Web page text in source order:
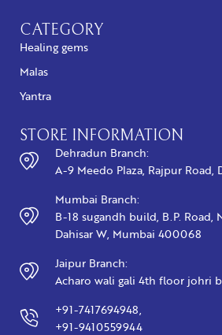
CATEGORY
Healing gems
Malas
Yantra
STORE INFORMATION
Dehradun Branch:
A-9 Meedo Plaza, Rajpur Road,
Mumbai Branch:
B-18 sugandh build, B.P. Road,
Dahisar W, Mumbai 400068
Jaipur Branch:
Acharo wali gali 4th floor johri
+91-7417694948,
+91-9410559944